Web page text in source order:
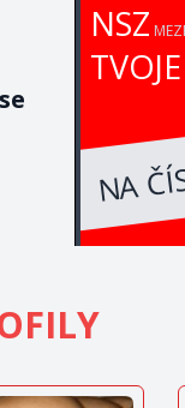
NSZ
NA